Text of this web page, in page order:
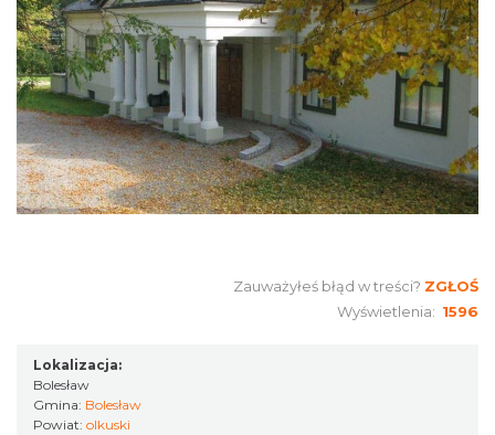
Zauważyłeś błąd w treści? ZGŁOŚ
Wyświetlenia: 1596
Lokalizacja:
Bolesław
Gmina: Bolesław
Powiat: olkuski